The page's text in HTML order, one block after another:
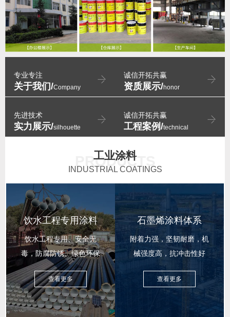
专业专注
关于我们/Company
诚信开拓共赢
资质展示/honor
先进技术
实力展示/silhouette
诚信开拓共赢
工程案例/technical
PRODUCTS
工业涂料
INDUSTRIAL COATINGS
饮水工程专用涂料
饮水工程专用、安全无
毒，防腐防锈、绿色环保
查看更多
石墨烯涂料体系
附着力强，坚韧耐磨，机
械强度高，抗冲击性好
查看更多